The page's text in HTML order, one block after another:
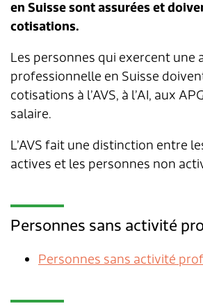
en Suisse sont assurées et
cotisations.
Les personnes qui exercent une
professionnelle en Suisse
cotisations à l’AVS, à l’AI, aux
salaire.
L’AVS fait une distinction entre
actives et les personnes non
Personnes sans activité
Personnes sans activité
Association des parents
Gastronomie
Location d'installations de
Autorisation d'événements
Assurances sociales
Affaires sociales
Impôts
Construire & planifier
Aménagement du territoire &
Cadastre RDPPF
Environnement
Energie & eau
Paroisses
Communes partenaires
Lengnauer Notizen
Département des finances
Service social
Dép. de la construction et des
Dép. de l'exploitation et du
Centre d'entretien
Administration scolaire
Services de A à Z
Répertoire d'adresses
Contact & heures d'ouverture